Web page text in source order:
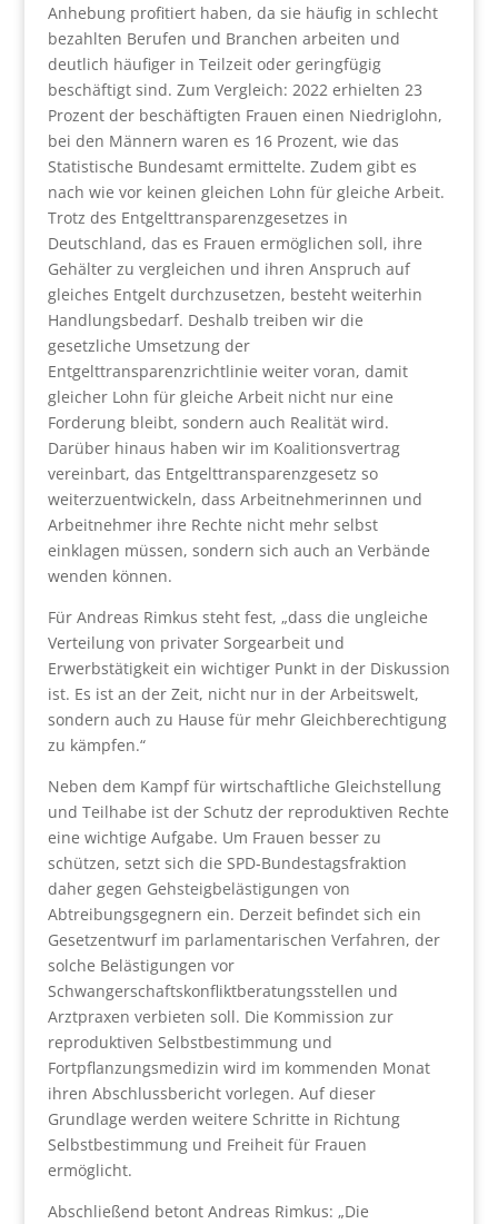
Anhebung profitiert haben, da sie häufig in schlecht
bezahlten Berufen und Branchen arbeiten und
deutlich häufiger in Teilzeit oder geringfügig
beschäftigt sind. Zum Vergleich: 2022 erhielten 23
Prozent der beschäftigten Frauen einen Niedriglohn,
bei den Männern waren es 16 Prozent, wie das
Statistische Bundesamt ermittelte. Zudem gibt es
nach wie vor keinen gleichen Lohn für gleiche Arbeit.
Trotz des Entgelttransparenzgesetzes in
Deutschland, das es Frauen ermöglichen soll, ihre
Gehälter zu vergleichen und ihren Anspruch auf
gleiches Entgelt durchzusetzen, besteht weiterhin
Handlungsbedarf. Deshalb treiben wir die
gesetzliche Umsetzung der
Entgelttransparenzrichtlinie weiter voran, damit
gleicher Lohn für gleiche Arbeit nicht nur eine
Forderung bleibt, sondern auch Realität wird.
Darüber hinaus haben wir im Koalitionsvertrag
vereinbart, das Entgelttransparenzgesetz so
weiterzuentwickeln, dass Arbeitnehmerinnen und
Arbeitnehmer ihre Rechte nicht mehr selbst
einklagen müssen, sondern sich auch an Verbände
wenden können.
Für Andreas Rimkus steht fest, „dass die ungleiche
Verteilung von privater Sorgearbeit und
Erwerbstätigkeit ein wichtiger Punkt in der Diskussion
ist. Es ist an der Zeit, nicht nur in der Arbeitswelt,
sondern auch zu Hause für mehr Gleichberechtigung
zu kämpfen.“
Neben dem Kampf für wirtschaftliche Gleichstellung
und Teilhabe ist der Schutz der reproduktiven Rechte
eine wichtige Aufgabe. Um Frauen besser zu
schützen, setzt sich die SPD-Bundestagsfraktion
daher gegen Gehsteigbelästigungen von
Abtreibungsgegnern ein. Derzeit befindet sich ein
Gesetzentwurf im parlamentarischen Verfahren, der
solche Belästigungen vor
Schwangerschaftskonfliktberatungsstellen und
Arztpraxen verbieten soll. Die Kommission zur
reproduktiven Selbstbestimmung und
Fortpflanzungsmedizin wird im kommenden Monat
ihren Abschlussbericht vorlegen. Auf dieser
Grundlage werden weitere Schritte in Richtung
Selbstbestimmung und Freiheit für Frauen
ermöglicht.
Abschließend betont Andreas Rimkus: „Die